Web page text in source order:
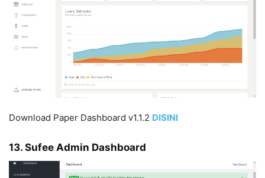
Download Paper Dashboard v1.1.2 DISINI
13. Sufee Admin Dashboard